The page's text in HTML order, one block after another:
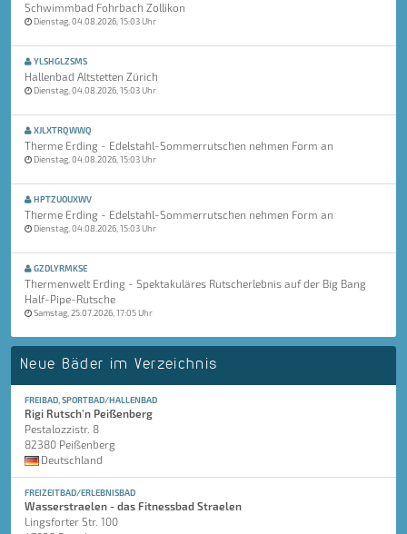
Schwimmbad Fohrbach Zollikon
Dienstag, 04.08.2026, 15:03 Uhr
YLSHGLZSMS
Hallenbad Altstetten Zürich
Dienstag, 04.08.2026, 15:03 Uhr
XJLXTRQWWQ
Therme Erding - Edelstahl-Sommerrutschen nehmen Form an
Dienstag, 04.08.2026, 15:03 Uhr
HPTZUOUXWV
Therme Erding - Edelstahl-Sommerrutschen nehmen Form an
Dienstag, 04.08.2026, 15:03 Uhr
GZDLYRMKSE
Thermenwelt Erding - Spektakuläres Rutscherlebnis auf der Big Bang
Half-Pipe-Rutsche
Samstag, 25.07.2026, 17:05 Uhr
Neue Bäder im Verzeichnis
FREIBAD, SPORTBAD/HALLENBAD
Rigi Rutsch'n Peißenberg
Pestalozzistr. 8
82380 Peißenberg
Deutschland
FREIZEITBAD/ERLEBNISBAD
Wasserstraelen - das Fitnessbad Straelen
Lingsforter Str. 100